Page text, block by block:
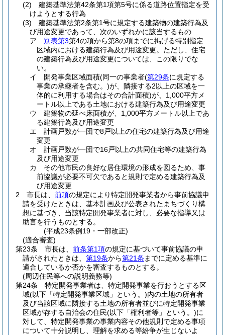
(2)
建築基準法第42条第1項第5号に係る道路位置指定を受
けようとする行為
(3)
建築基準法第2条第1号に規定する建築物の建築行為及
び用途変更であって、次のいずれかに該当するもの
ア
別表第3第4の項から第8の項までに掲げる特別指定
区域内における建築行為及び用途変更。 ただし、住宅
の建築行為及び用途変更については、この限りでな
い。
イ
開発事業区域面積(同一の事業者(第29条に規定する
事業の承継者を含む。)が、隣接する2以上の区域を一
体的に利用する場合はその合計面積)が、1,000平方メ
ートル以上である土地における建築行為及び用途変更
ウ
建築物の延べ床面積が、1,000平方メートル以上であ
る建築行為及び用途変更
エ
計画戸数が一団で8戸以上の住宅の建築行為及び用途
変更
オ
計画戸数が一団で16戸以上の共同住宅等の建築行為
及び用途変更
カ
その他市民の良好な居住環境の形成を図るため、事
前協議が必要不可欠であると規則で定める建築行為及
び用途変更
2
市長は、 前項の規定により特定開発事業者から事前協議申
請を受けたときは、基本計画及び公表されたまちづくり構
想に基づき、当該特定開発事業者に対し、必要な指導又は
助言を行うものとする。
(平成23条例19・一部改正)
(適合審査)
第23条
市長は、 前条第1項の規定に基づいて事前協議の申
請がされたときは、 第19条から第21条 までに定める基準に
適合しているか否かを審査するものとする。
(周辺住民等への説明義務等)
第24条
特定開発事業者は、特定開発事業を行おうとする区
域(以下「特定開発事業区域」という。)内の土地の所有者
及び当該区域に隣接する土地の所有者並びに特定開発事業
区域が存する自治会の住民(以下「権利者等」という。)に
対して、特定開発事業の事業内容その他規則で定める事項
について十分説明し、理解を求める等紛争が生じないよ